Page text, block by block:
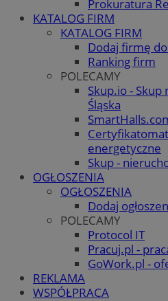
Prokuratura
KATALOG FIRM
KATALOG FIRM
Dodaj firmę
Ranking firm
POLECAMY
Skup.io -
Śląska
energetyczne
Skup -
OGŁOSZENIA
OGŁOSZENIA
Dodaj
POLECAMY
Protocol IT
Pracuj.pl -
GoWork.pl -
REKLAMA
WSPÓŁPRACA